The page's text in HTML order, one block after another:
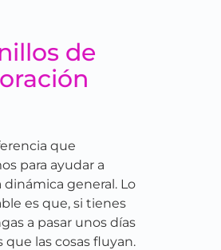
de
que
para ayudar a
general. Lo
es que, si tienes
a pasar unos días
que las cosas fluyan.